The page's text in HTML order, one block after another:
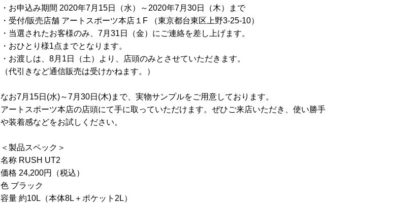
・お申込み期間 2020年7月15日（水）～2020年7月30日（木）まで
・受付/販売店舗 アートスポーツ本店１F （東京都台東区上野3-25-10）
・当選されたお客様のみ、7月31日（金）にご連絡を差し上げます。
・おひとり様1点までとなります。
・お渡しは、8月1日（土）より、店頭のみとさせていただきます。
（代引きなど通信販売は受けかねます。）
なお7月15日(水)～7月30日(木)まで、実物サンプルをご用意しております。
アートスポーツ本店の店頭にて手に取っていただけます。ぜひご来店いただき、使い勝手
や装着感などをお試しください。
＜製品スペック＞
名称 RUSH UT2
価格 24,200円（税込）
色 ブラック
容量 約10L（本体8L＋ポケット2L）